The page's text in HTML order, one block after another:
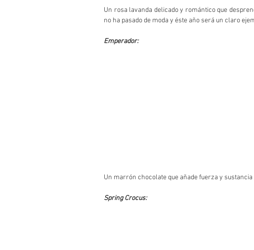
Un rosa lavanda delicado y romántico que
no ha pasado de moda y éste año será un claro
Emperador:
Un marrón chocolate que añade fuerza y sustancia
Spring Crocus: